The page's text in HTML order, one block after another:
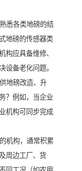
悉各类地磅的结
地磅的传感器类
构应具备维修、
设备老化问题。
地磅改造、升
？例如，当企业
机构可同步完成
机构，通常积累
周边工厂、货